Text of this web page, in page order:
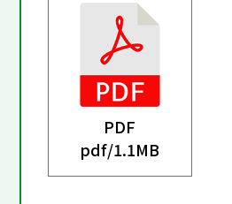
PDF
pdf/1.1MB